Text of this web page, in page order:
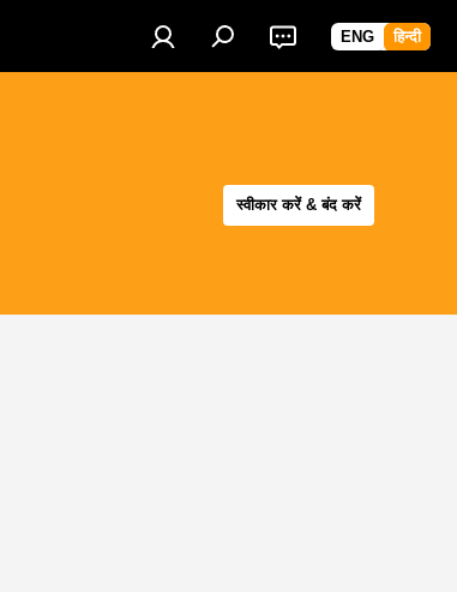
ENG हिन्दी
स्वीकार करें & बंद करें